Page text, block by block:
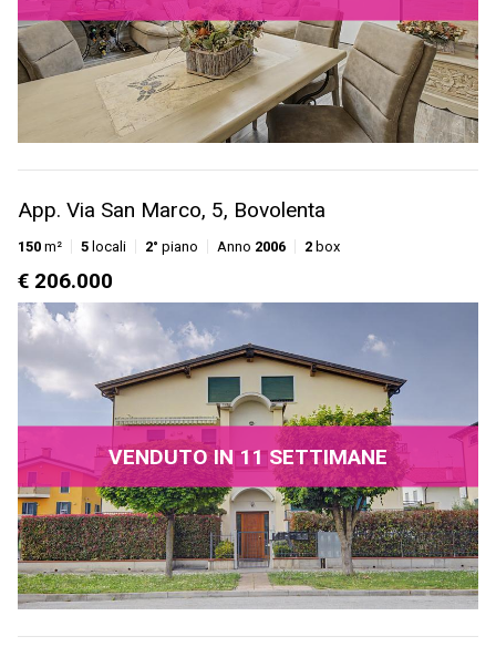
App. Via San Marco, 5, Bovolenta
150 m² 5 locali 2° piano Anno 2006 2 box
€ 206.000
VENDUTO IN 11 SETTIMANE